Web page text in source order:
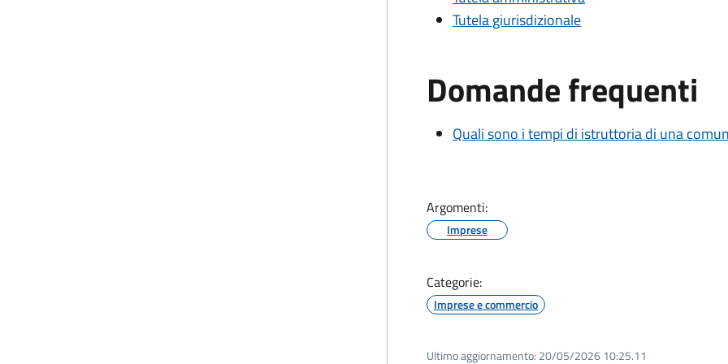
Tutela giurisdizionale
Domande frequenti
Quali sono i tempi di istruttoria di una
Argomenti:
Imprese
Categorie:
Imprese e commercio
Ultimo aggiornamento: 20/05/2026 10:25.11